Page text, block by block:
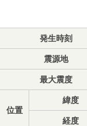
発生時刻
震源地
最大震度
位置
緯度
経度